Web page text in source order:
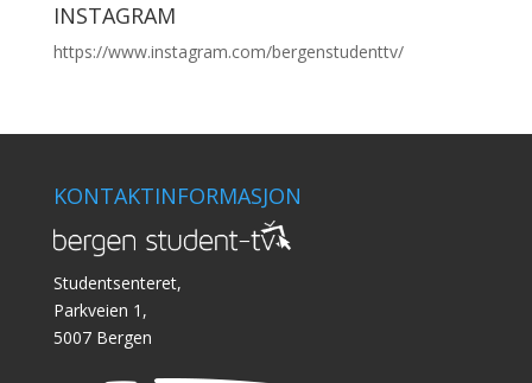
INSTAGRAM
https://www.instagram.com/bergenstudenttv/
KONTAKTINFORMASJON
Studentsenteret,
Parkveien 1,
5007 Bergen